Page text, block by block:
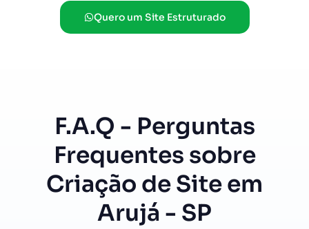
Quero um Site Estruturado
F.A.Q - Perguntas
Frequentes sobre
Criação de Site em
Arujá - SP